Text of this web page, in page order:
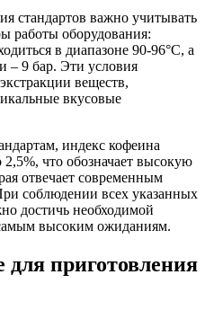
стандартов важно учитывать
работы оборудования:
в диапазоне 90-96°C, а
– 9 бар. Эти условия
веществ,
вкусовые
индекс кофеина
2,5%, что обозначает высокую
отвечает современным
соблюдении всех указанных
достичь необходимой
высоким ожиданиям.
приготовления